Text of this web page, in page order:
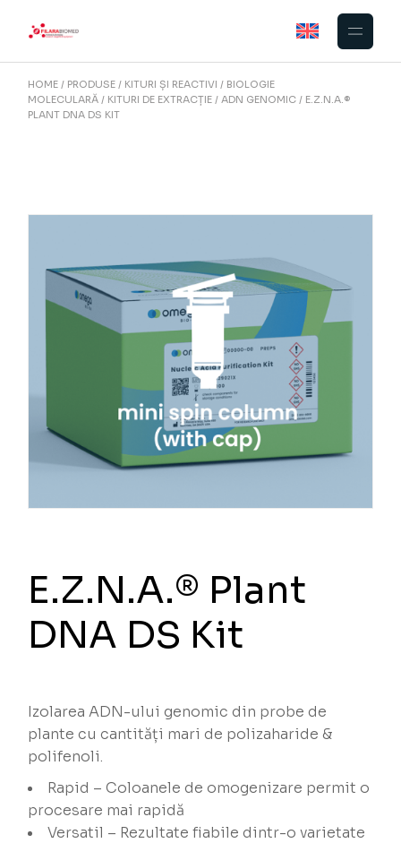
HOME PRODUSE KITURI ȘI REACTIVI
BIOLOGIE
MOLECULARĂ
KITURI DE EXTRACȚIE ADN GENOMIC
E.Z.N.A.®
PLANT DNA DS KIT
E.Z.N.A.® Plant
DNA DS Kit
Izolarea ADN-ului genomic din probe de
plante cu cantități mari de polizaharide &
polifenoli.
Rapid – Coloanele de omogenizare permit o
procesare mai rapidă
Versatil – Rezultate fiabile dintr-o varietate